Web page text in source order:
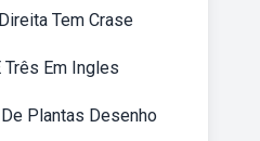
Tem Crase
Três Em Ingles
Plantas Desenho